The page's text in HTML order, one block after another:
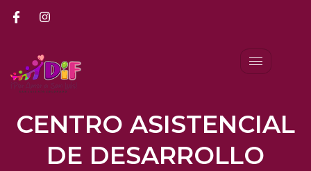
CENTRO ASISTENCIAL
DE DESARROLLO